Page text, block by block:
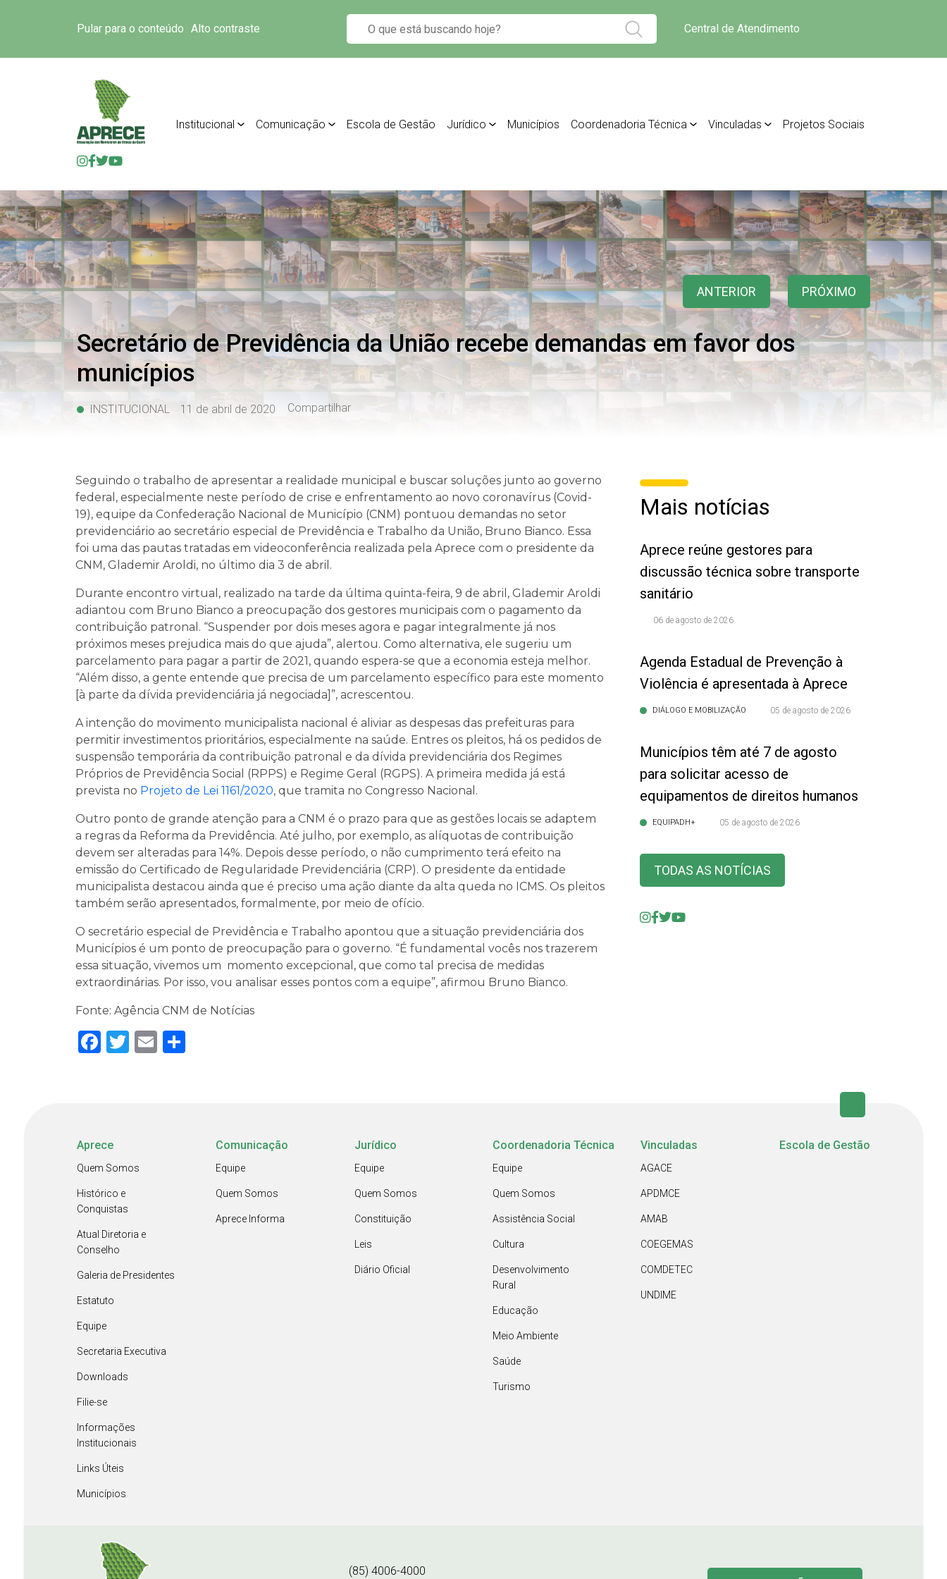
Pular para o conteúdo Alto contraste Central de Atendimento
Institucional Comunicação Escola de Gestão Jurídico Municípios Coordenadoria Técnica Vinculadas Projetos Sociais
ANTERIOR PRÓXIMO
Secretário de Previdência da União recebe demandas em favor dos
municípios
INSTITUCIONAL 11 de abril de 2020 Compartilhar
Seguindo o trabalho de apresentar a realidade municipal e buscar soluções junto ao governo
federal, especialmente neste período de crise e enfrentamento ao novo coronavírus (Covid-
19), equipe da Confederação Nacional de Município (CNM) pontuou demandas no setor
previdenciário ao secretário especial de Previdência e Trabalho da União, Bruno Bianco. Essa
foi uma das pautas tratadas em videoconferência realizada pela Aprece com o presidente da
CNM, Glademir Aroldi, no último dia 3 de abril.
Durante encontro virtual, realizado na tarde da última quinta-feira, 9 de abril, Glademir Aroldi
adiantou com Bruno Bianco a preocupação dos gestores municipais com o pagamento da
contribuição patronal. “Suspender por dois meses agora e pagar integralmente já nos
próximos meses prejudica mais do que ajuda”, alertou. Como alternativa, ele sugeriu um
parcelamento para pagar a partir de 2021, quando espera-se que a economia esteja melhor.
“Além disso, a gente entende que precisa de um parcelamento específico para este momento
[à parte da dívida previdenciária já negociada]”, acrescentou.
A intenção do movimento municipalista nacional é aliviar as despesas das prefeituras para
permitir investimentos prioritários, especialmente na saúde. Entres os pleitos, há os pedidos de
suspensão temporária da contribuição patronal e da dívida previdenciária dos Regimes
Próprios de Previdência Social (RPPS) e Regime Geral (RGPS). A primeira medida já está
prevista no Projeto de Lei 1161/2020, que tramita no Congresso Nacional.
Outro ponto de grande atenção para a CNM é o prazo para que as gestões locais se adaptem
a regras da Reforma da Previdência. Até julho, por exemplo, as alíquotas de contribuição
devem ser alteradas para 14%. Depois desse período, o não cumprimento terá efeito na
emissão do Certificado de Regularidade Previdenciária (CRP). O presidente da entidade
municipalista destacou ainda que é preciso uma ação diante da alta queda no ICMS. Os pleitos
também serão apresentados, formalmente, por meio de ofício.
O secretário especial de Previdência e Trabalho apontou que a situação previdenciária dos
Municípios é um ponto de preocupação para o governo. “É fundamental vocês nos trazerem
essa situação, vivemos um momento excepcional, que como tal precisa de medidas
extraordinárias. Por isso, vou analisar esses pontos com a equipe”, afirmou Bruno Bianco.
Fonte: Agência CNM de Notícias
Facebook
Twitter
Email
Mais notícias
Aprece reúne gestores para
discussão técnica sobre transporte
sanitário
06 de agosto de 2026
Agenda Estadual de Prevenção à
Violência é apresentada à Aprece
DIÁLOGO E MOBILIZAÇÃO 05 de agosto de 2026
Municípios têm até 7 de agosto
para solicitar acesso de
equipamentos de direitos humanos
EQUIPADH+ 05 de agosto de 2026
TODAS AS NOTÍCIAS
Aprece
Quem Somos
Histórico e
Conquistas
Atual Diretoria e
Conselho
Galeria de Presidentes
Estatuto
Equipe
Secretaria Executiva
Downloads
Filie-se
Informações
Institucionais
Links Úteis
Municípios
Comunicação
Equipe
Quem Somos
Aprece Informa
Jurídico
Equipe
Quem Somos
Constituição
Leis
Diário Oficial
Coordenadoria Técnica
Equipe
Quem Somos
Assistência Social
Cultura
Desenvolvimento
Rural
Educação
Meio Ambiente
Saúde
Turismo
Vinculadas
AGACE
APDMCE
AMAB
COEGEMAS
COMDETEC
UNDIME
Escola de Gestão
(85) 4006-4000